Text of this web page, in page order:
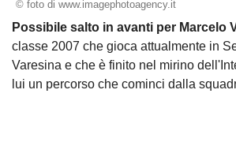
© foto di www.imagephotoagency.it
Possibile salto in avanti per Marcelo
classe 2007 che gioca attualmente in
Varesina e che è finito nel mirino
lui un percorso che cominci dalla